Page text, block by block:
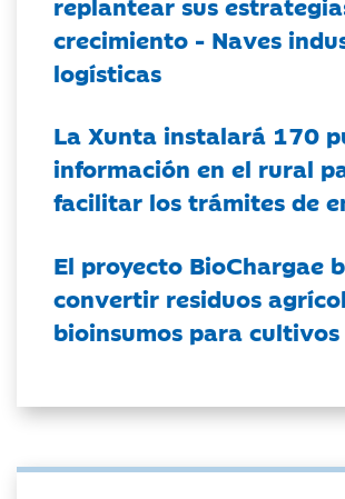
crecimiento - Naves
logísticas
La Xunta instalará 170
información en el rural
facilitar los trámites de
El proyecto BioChargae
convertir residuos
bioinsumos para cultivos